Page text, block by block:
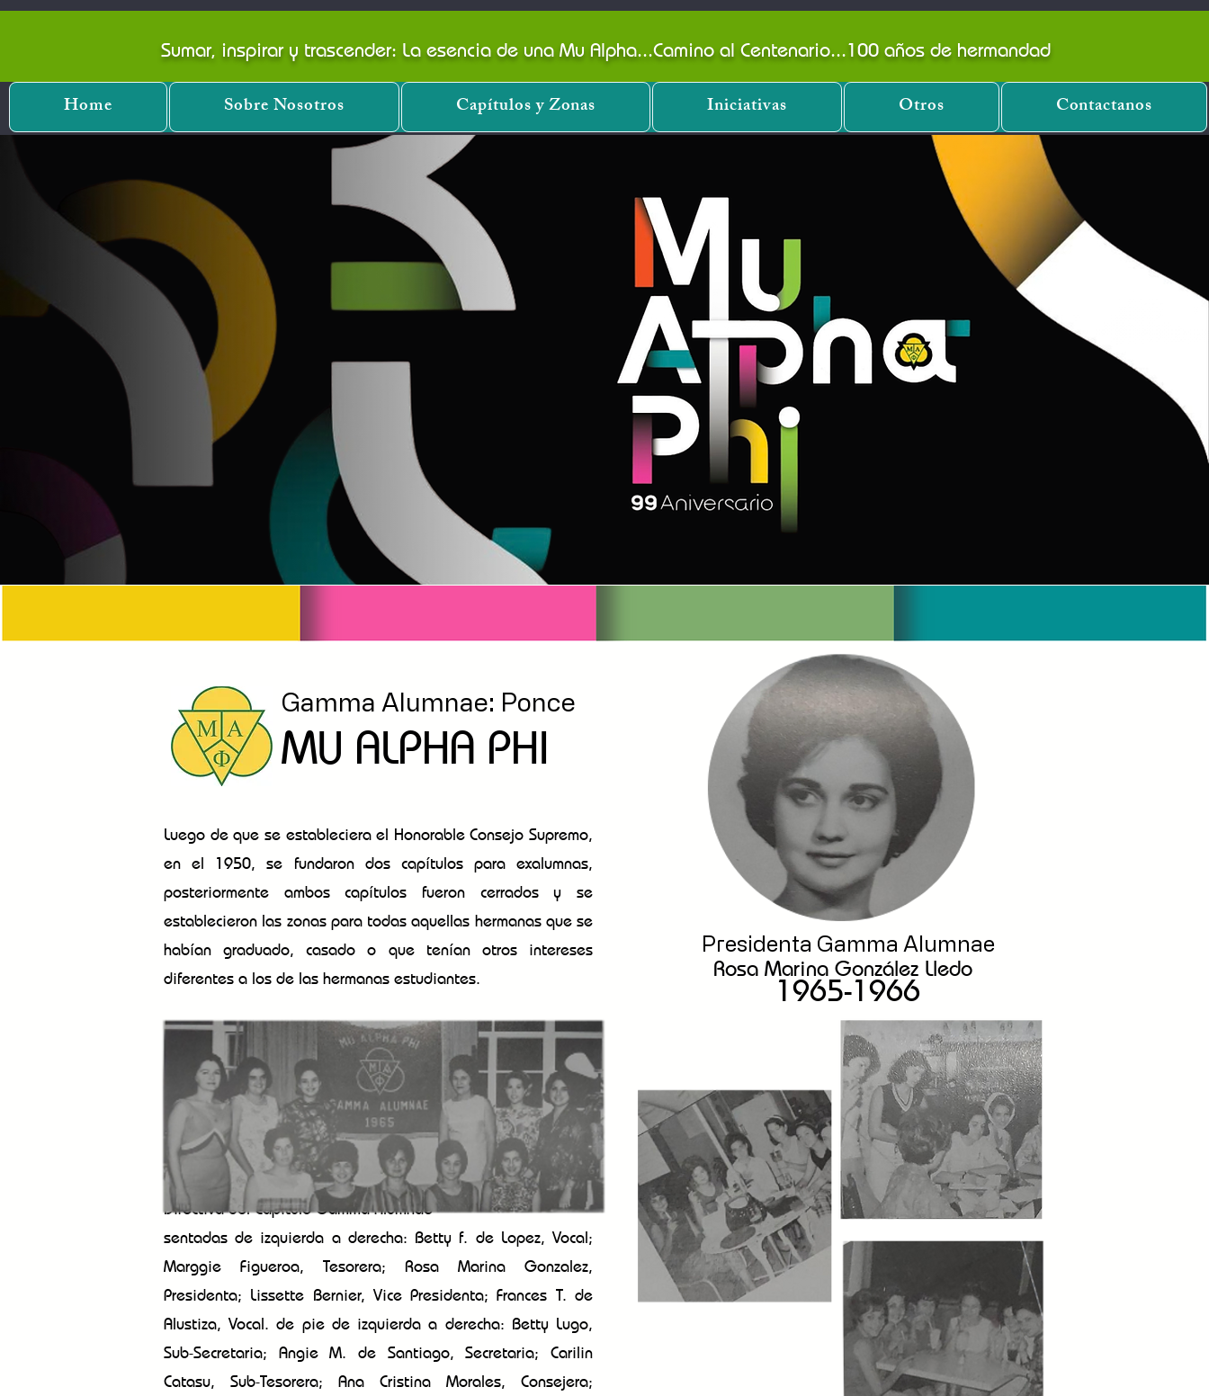
Sumar, inspirar y trascender: La esencia de una Mu Alpha...Camino al Centenario...100 años de hermandad
Home Sobre Nosotros Capítulos y Zonas Iniciativas Otros Contactanos
Gamma Alumnae: Ponce
Luego de que se estableciera el Honorable Consejo Supremo,
en el 1950, se fundaron dos capítulos para exalumnas,
posteriormente ambos capítulos fueron cerrados y se
establecieron las zonas para todas aquellas hermanas que se
habían graduado, casado o que tenían otros intereses
diferentes a los de las hermanas estudiantes.
Directiva del Capitulo Gamma Alumnae
sentadas de izquierda a derecha: Betty f. de Lopez, Vocal;
Marggie Figueroa, Tesorera; Rosa Marina Gonzalez,
Presidenta; Lissette Bernier, Vice Presidenta; Frances T. de
Alustiza, Vocal. de pie de izquierda a derecha: Betty Lugo,
Sub-Secretaria; Angie M. de Santiago, Secretaria; Carilin
Catasu, Sub-Tesorera; Ana Cristina Morales, Consejera;
MU ALPHA PHI
Presidenta Gamma Alumnae
Rosa Marina González Lledo
1965-1966